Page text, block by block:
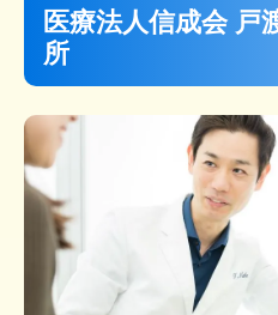
医療法人信成会 戸
所